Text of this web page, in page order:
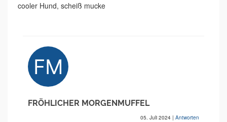
cooler Hund, scheiß mucke
FRÖHLICHER MORGENMUFFEL
05. Juli 2024 | Antworten